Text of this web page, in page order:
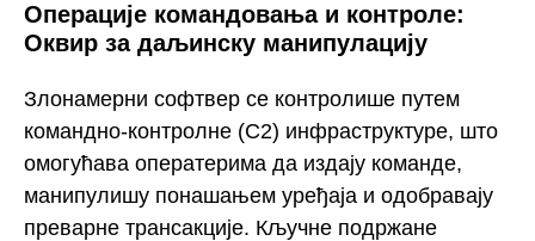
Операције командовања и контроле:
Оквир за даљинску манипулацију
Злонамерни софтвер се контролише путем
командно-контролне (C2) инфраструктуре, што
омогућава оператерима да издају команде,
манипулишу понашањем уређаја и одобравају
преварне трансакције. Кључне подржане